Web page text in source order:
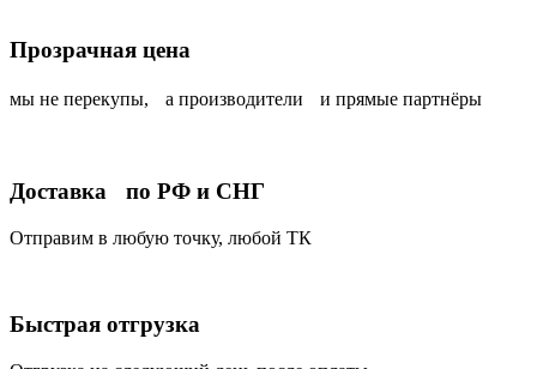
Прозрачная цена
мы не перекупы, а производители и прямые партнёры
Доставка по РФ и СНГ
Отправим в любую точку, любой ТК
Быстрая отгрузка